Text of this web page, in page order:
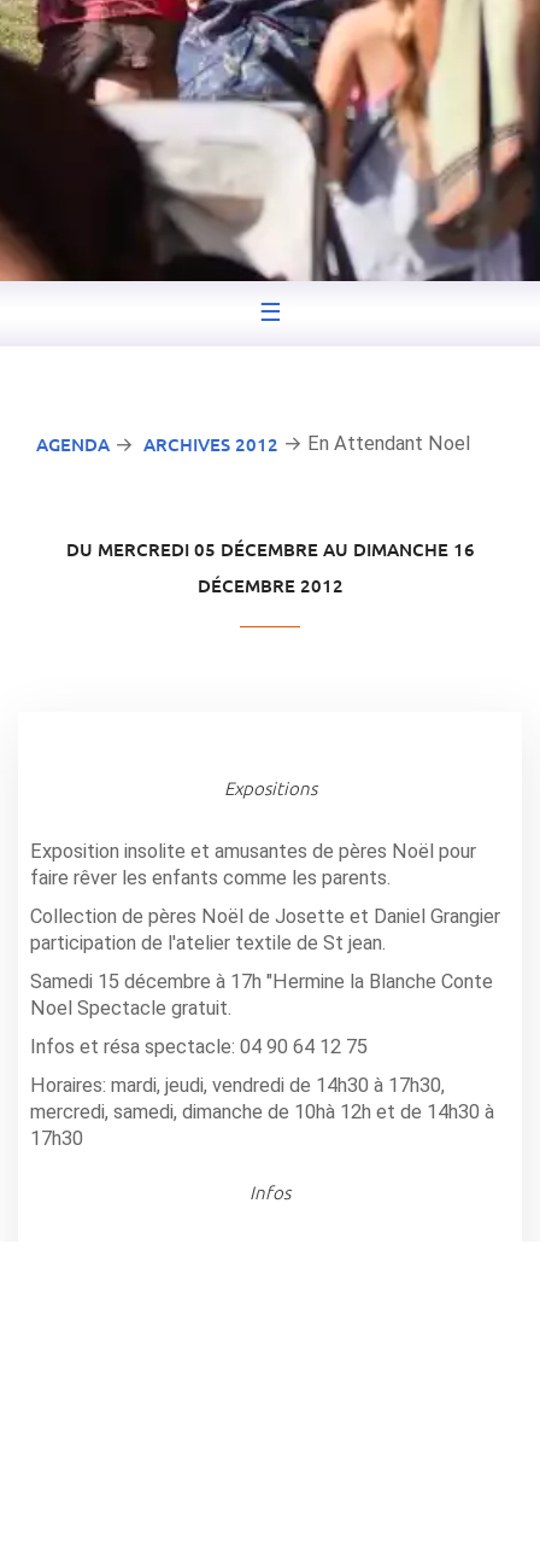
☰
AGENDA → ARCHIVES 2012 → En Attendant Noel
DU MERCREDI 05 DÉCEMBRE AU DIMANCHE 16
DÉCEMBRE 2012
Expositions
Exposition insolite et amusantes de pères Noël pour
faire rêver les enfants comme les parents.
Collection de pères Noël de Josette et Daniel Grangier
participation de l'atelier textile de St jean.
Samedi 15 décembre à 17h "Hermine la Blanche Conte
Noel Spectacle gratuit.
Infos et résa spectacle: 04 90 64 12 75
Horaires: mardi, jeudi, vendredi de 14h30 à 17h30,
mercredi, samedi, dimanche de 10hà 12h et de 14h30 à
17h30
Infos